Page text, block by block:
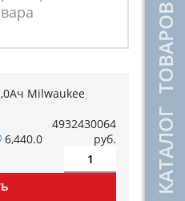
КАТАЛОГ ТОВАРОВ
Milwaukee
4932430064
6,440.0
руб.